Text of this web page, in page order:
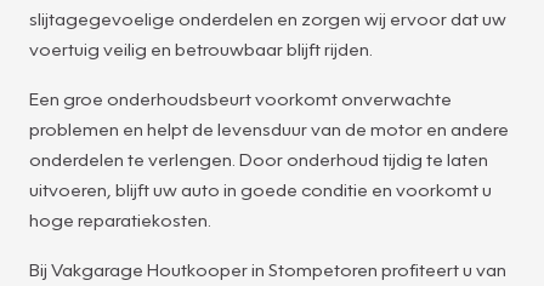
slijtagegevoelige onderdelen en zorgen wij ervoor dat uw
voertuig veilig en betrouwbaar blijft rijden.
Een groe onderhoudsbeurt voorkomt onverwachte
problemen en helpt de levensduur van de motor en andere
onderdelen te verlengen. Door onderhoud tijdig te laten
uitvoeren, blijft uw auto in goede conditie en voorkomt u
hoge reparatiekosten.
Bij Vakgarage Houtkooper in Stompetoren profiteert u van